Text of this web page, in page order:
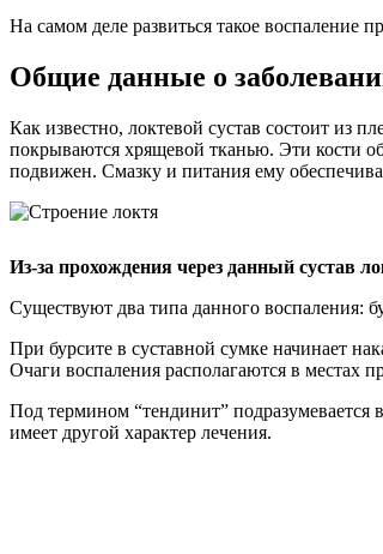
На самом деле развиться такое воспаление
Общие данные о
Как известно, локтевой сустав состоит из
покрываются хрящевой тканью. Эти кости
подвижен. Смазку и питания ему
Из-за прохождения через данный сустав
Существуют два типа данного воспаления:
При бурсите в суставной сумке начинает
Очаги воспаления располагаются в
Под термином “тендинит”
имеет другой характер лечения.